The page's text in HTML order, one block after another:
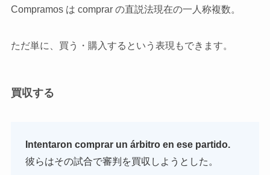
Compramos は comprar の直説法現在の一人称複数。
ただ単に、買う・購入するという表現もできます。
買収する
Intentaron comprar un árbitro en ese partido.
彼らはその試合で審判を買収しようとした。